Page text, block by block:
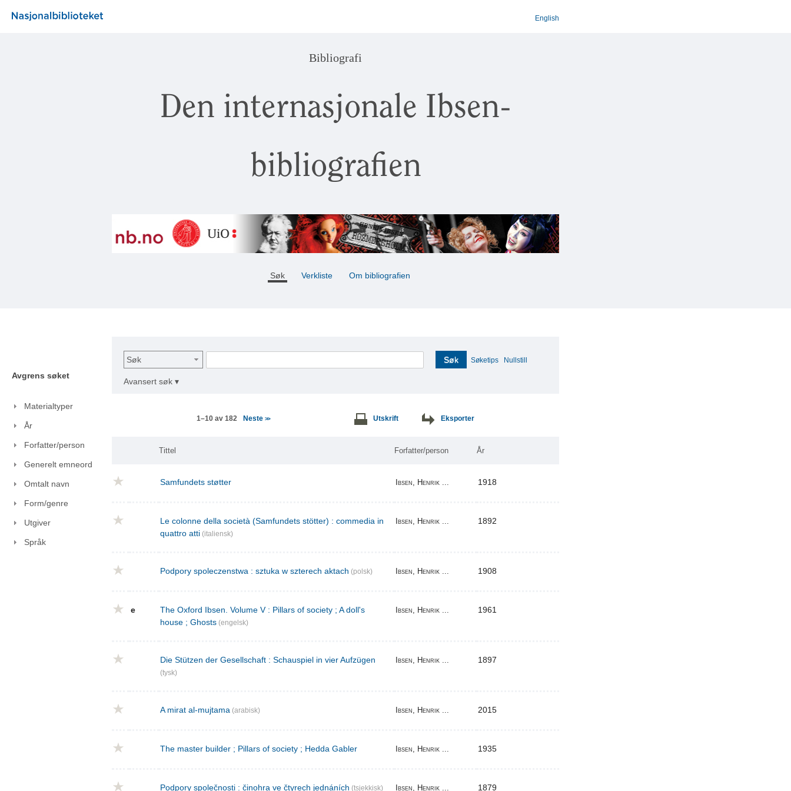
English
Bibliografi
Den internasjonale Ibsen-
bibliografien
Søk Verkliste Om bibliografien
Avgrens søket
Materialtyper
År
Forfatter/person
Generelt emneord
Omtalt navn
Form/genre
Utgiver
Språk
Søk Søk Søketips Nullstill
Avansert søk ▾
1–10 av 182 Neste >> Utskrift Eksporter
Tittel Forfatter/person År
Samfundets støtter Ibsen, Henrik ... 1918
Le colonne della società (Samfundets stötter) : commedia in
quattro atti (italiensk)
Ibsen, Henrik ... 1892
Podpory spoleczenstwa : sztuka w szterech aktach (polsk) Ibsen, Henrik ... 1908
e
The Oxford Ibsen. Volume V : Pillars of society ; A doll's
house ; Ghosts (engelsk)
Ibsen, Henrik ... 1961
Die Stützen der Gesellschaft : Schauspiel in vier Aufzügen
(tysk)
Ibsen, Henrik ... 1897
A mirat al-mujtama (arabisk) Ibsen, Henrik ... 2015
The master builder ; Pillars of society ; Hedda Gabler Ibsen, Henrik ... 1935
Podpory společnosti : činohra ve čtyrech jednáních (tsjekkisk) Ibsen, Henrik ... 1879